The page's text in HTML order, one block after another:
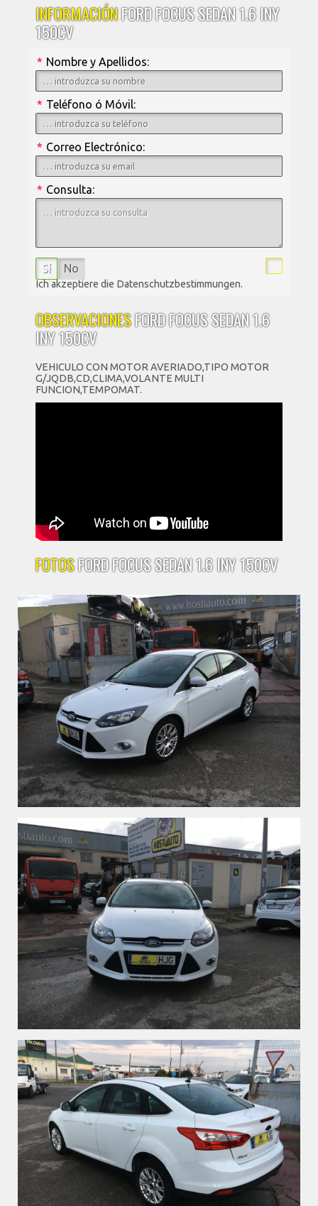
INFORMACIÓNFORD FOCUS SEDAN 1.6 INY
150CV
Nombre y Apellidos:
*
Teléfono ó Móvil:
*
Correo Electrónico:
*
Consulta:
*
Sí No
Ich akzeptiere die Datenschutzbestimmungen.
OBSERVACIONESFORD FOCUS SEDAN 1.6
INY 150CV
VEHICULO CON MOTOR AVERIADO,TIPO MOTOR
G/JQDB,CD,CLIMA,VOLANTE MULTI
FUNCION,TEMPOMAT.
FOTOSFORD FOCUS SEDAN 1.6 INY 150CV